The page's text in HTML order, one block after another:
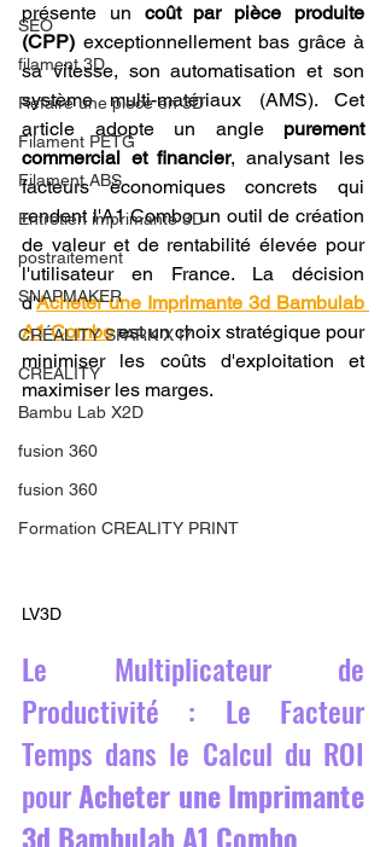
SEO
filament 3D
Refaire une piece en 3D
Filament PETG
Filament ABS
Entretien imprimante 3D
postraitement
SNAPMAKER
CRÉALITY SPARK X I7
CREALITY
Bambu Lab X2D
fusion 360
fusion 360
Formation CREALITY PRINT
présente un coût par pièce produite
(CPP) exceptionnellement bas grâce à
sa vitesse, son automatisation et son
système multi-matériaux (AMS). Cet
article adopte un angle purement
commercial et financier, analysant les
facteurs économiques concrets qui
rendent l'A1 Combo un outil de création
de valeur et de rentabilité élevée pour
l'utilisateur en France. La décision
d'Acheter une Imprimante 3d Bambulab
A1 Combo est un choix stratégique pour
minimiser les coûts d'exploitation et
maximiser les marges.
LV3D
Le Multiplicateur de
Productivité : Le Facteur
Temps dans le Calcul du ROI
pour Acheter une Imprimante
3d Bambulab A1 Combo.